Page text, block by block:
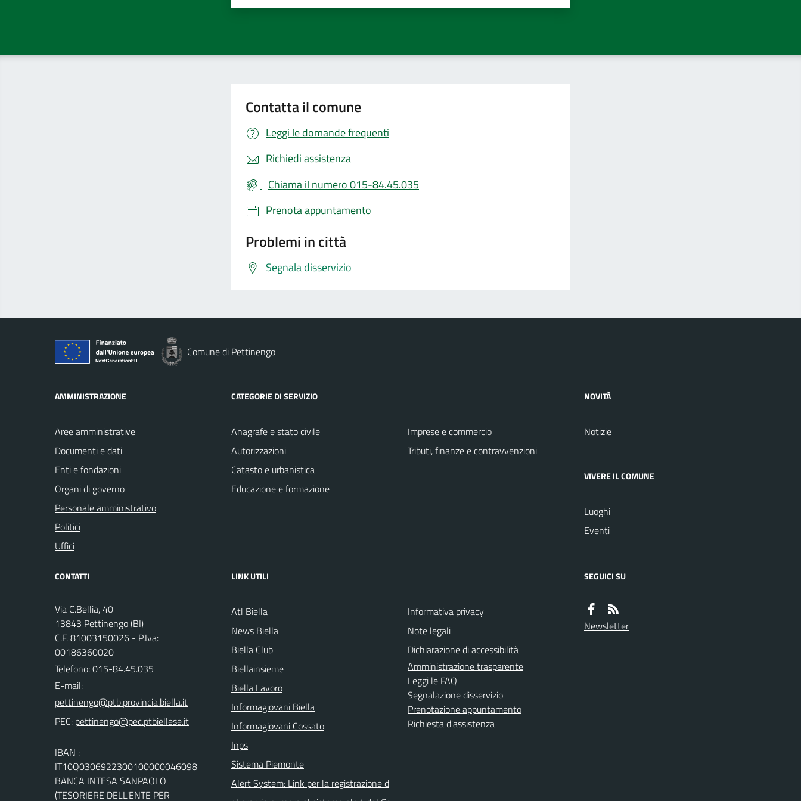
Contatta il comune
Leggi le domande frequenti
Richiedi assistenza
Chiama il numero 015-84.45.035
Prenota appuntamento
Problemi in città
Segnala disservizio
Comune di Pettinengo
AMMINISTRAZIONE
Aree amministrative
Documenti e dati
Enti e fondazioni
Organi di governo
Personale amministrativo
Politici
Uffici
CATEGORIE DI SERVIZIO
Anagrafe e stato civile
Autorizzazioni
Catasto e urbanistica
Educazione e formazione
Imprese e commercio
Tributi, finanze e contravvenzioni
NOVITÀ
Notizie
VIVERE IL COMUNE
Luoghi
Eventi
CONTATTI
Via C.Bellia, 40
13843 Pettinengo (BI)
C.F. 81003150026 - P.Iva:
00186360020
Telefono:015-84.45.035
E-mail:
PEC:
IBAN :
IT10Q0306922300100000046098
BANCA INTESA SANPAOLO
(TESORIERE DELL'ENTE PER
LINK UTILI
Atl Biella
News Biella
Biella Club
Biellainsieme
Biella Lavoro
Informagiovani Biella
Informagiovani Cossato
Inps
Sistema Piemonte
Alert System: Link per la registrazione d
Informativa privacy
Note legali
Dichiarazione di accessibilità
Amministrazione trasparente
Leggi le FAQ
Segnalazione disservizio
Prenotazione appuntamento
Richiesta d'assistenza
SEGUICI SU
Newsletter